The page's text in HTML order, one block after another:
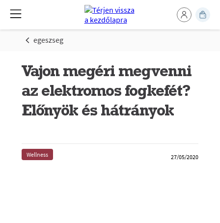
egeszseg
Vajon megéri megvenni
az elektromos fogkefét?
Előnyök és hátrányok
Wellness 27/05/2020